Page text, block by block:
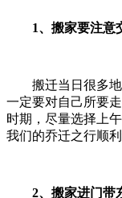
1、搬家要注意
搬迁当日很多地
一定要对自己所要
时期，尽量选择上
我们的乔迁之行顺利
2、搬家进门带